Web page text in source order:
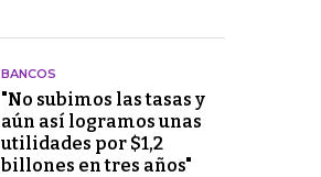
BANCOS
"No subimos las tasas y
aún así logramos unas
utilidades por $1,2
billones en tres años"